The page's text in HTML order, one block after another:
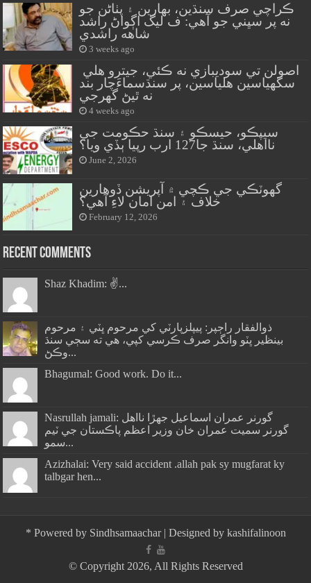
ڪراچي صرف سنڌين، بهارين ۽ پٺاڻن جو
نه پر سڀني جو آهي: ف ليگ اڳواڻ راشد
شاهه راشدي
3 weeks ago
سگهياسين هلياسين، پر سنڌسماءَچار بند
نه ٿيڻ گهرجي
4 weeks ago
سيپڪو، حيسڪو ۽ سنڌ حڪومت جي
نااهلي، سنڌ جا127 ارب رپيا ٻڏي ويا؟
June 2, 2026
گهوٽڪي جي ڪچي ۾ آپريشن ڏوهارين
خلاف ۽ امن امان لاءِ آهي؟
February 12, 2026
Recent Comments
Shaz Khadim: ✌️...
ذوالفقار راڄپر: پيپلزپارٽي کي مرحوم ڀٽي ۽ مرحوم
بينظير ڀٽو وانگر صرف ڪرسي کپي، هي ته سڄي سنڌ
وڪڻ...
Bhagumal: Good work. Do it...
Nasrullah jamali: گورنر عمران اسماعيل جھڙا نااهل
گورنر سميت عمران خان وزير اعظم پاڪستان جي ٽيم
سمو...
Azizhalai: Very said accident .allah pak sy mugfarat ky
talbgar hen...
* Powered by Sindhsamaachar| Designed by kashifalinoon
© Copyright 2026, All Rights Reserved